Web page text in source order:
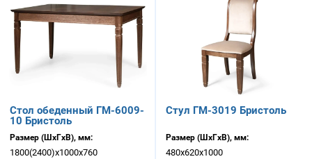
Стол обеденный ГМ-6009-
10 Бристоль
Размер (ШхГхВ), мм:
1800(2400)х1000х760
Стул ГМ-3019 Бристоль
Размер (ШхГхВ), мм:
480х620х1000